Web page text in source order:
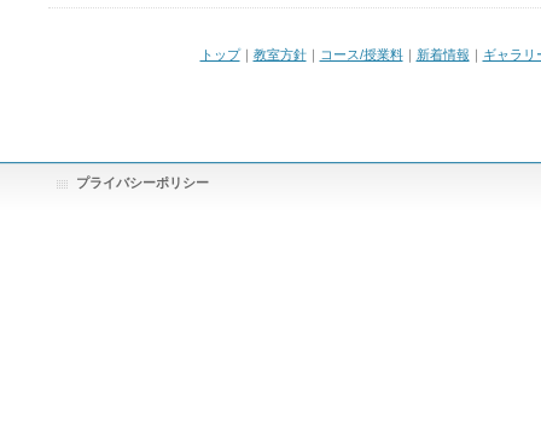
トップ｜ 教室方針｜ コース/授業料｜ 新着情報 ｜ ギャラリ
プライバシーポリシー